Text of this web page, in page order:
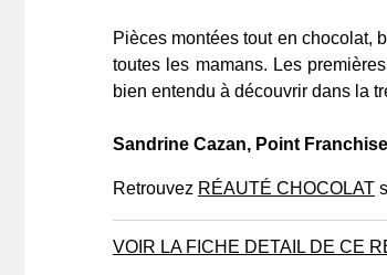
Pièces montées tout en chocolat,
toutes les mamans. Les
bien entendu à découvrir dans la
Sandrine Cazan, Point
Retrouvez RÉAUTÉ CHOCOLAT
VOIR LA FICHE DETAIL DE CE